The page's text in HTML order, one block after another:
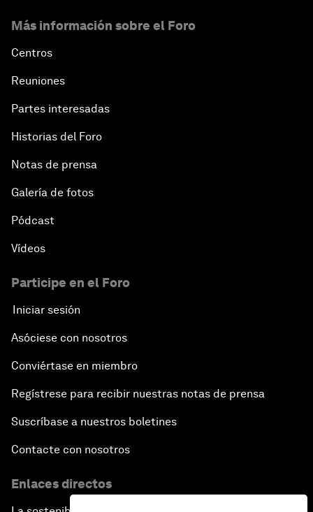
Más información sobre el Foro
Centros
Reuniones
Partes interesadas
Historias del Foro
Notas de prensa
Galería de fotos
Pódcast
Vídeos
Participe en el Foro
Iniciar sesión
Asóciese con nosotros
Conviértase en miembro
Regístrese para recibir nuestras notas de prensa
Suscríbase a nuestros boletines
Contacte con nosotros
Enlaces directos